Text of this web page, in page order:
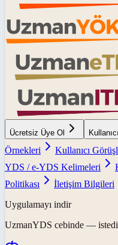
Ücretsiz Üye Ol
Örnekleri
Kullanıcı
YDS / e-YDS Kelimeleri
Politikası
İletişim Bilgileri
Uygulamayı indir
UzmanYDS cebinde —